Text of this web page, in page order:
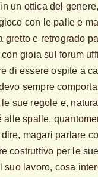
un ottica del
con le palle e
gretto e retrogrado
gioia sul forum
di essere ospite a
sempre
sue regole e,
alle spalle,
magari parlare
costruttivo per le
suo lavoro, cosa